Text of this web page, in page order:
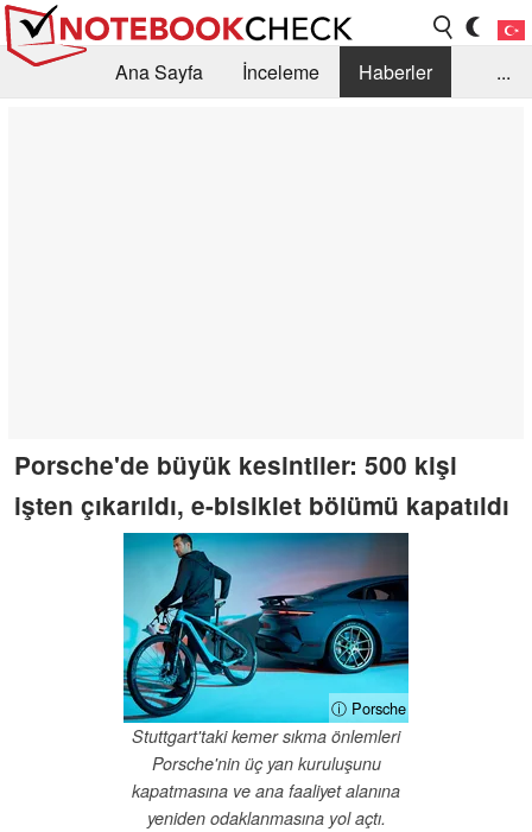
Ana Sayfa İnceleme
Haberler
...
Porsche'de büyük kesintiler: 500 kişi
işten çıkarıldı, e-bisiklet bölümü kapatıldı
ⓘ Porsche
Stuttgart'taki kemer sıkma önlemleri
Porsche'nin üç yan kuruluşunu
kapatmasına ve ana faaliyet alanına
yeniden odaklanmasına yol açtı.